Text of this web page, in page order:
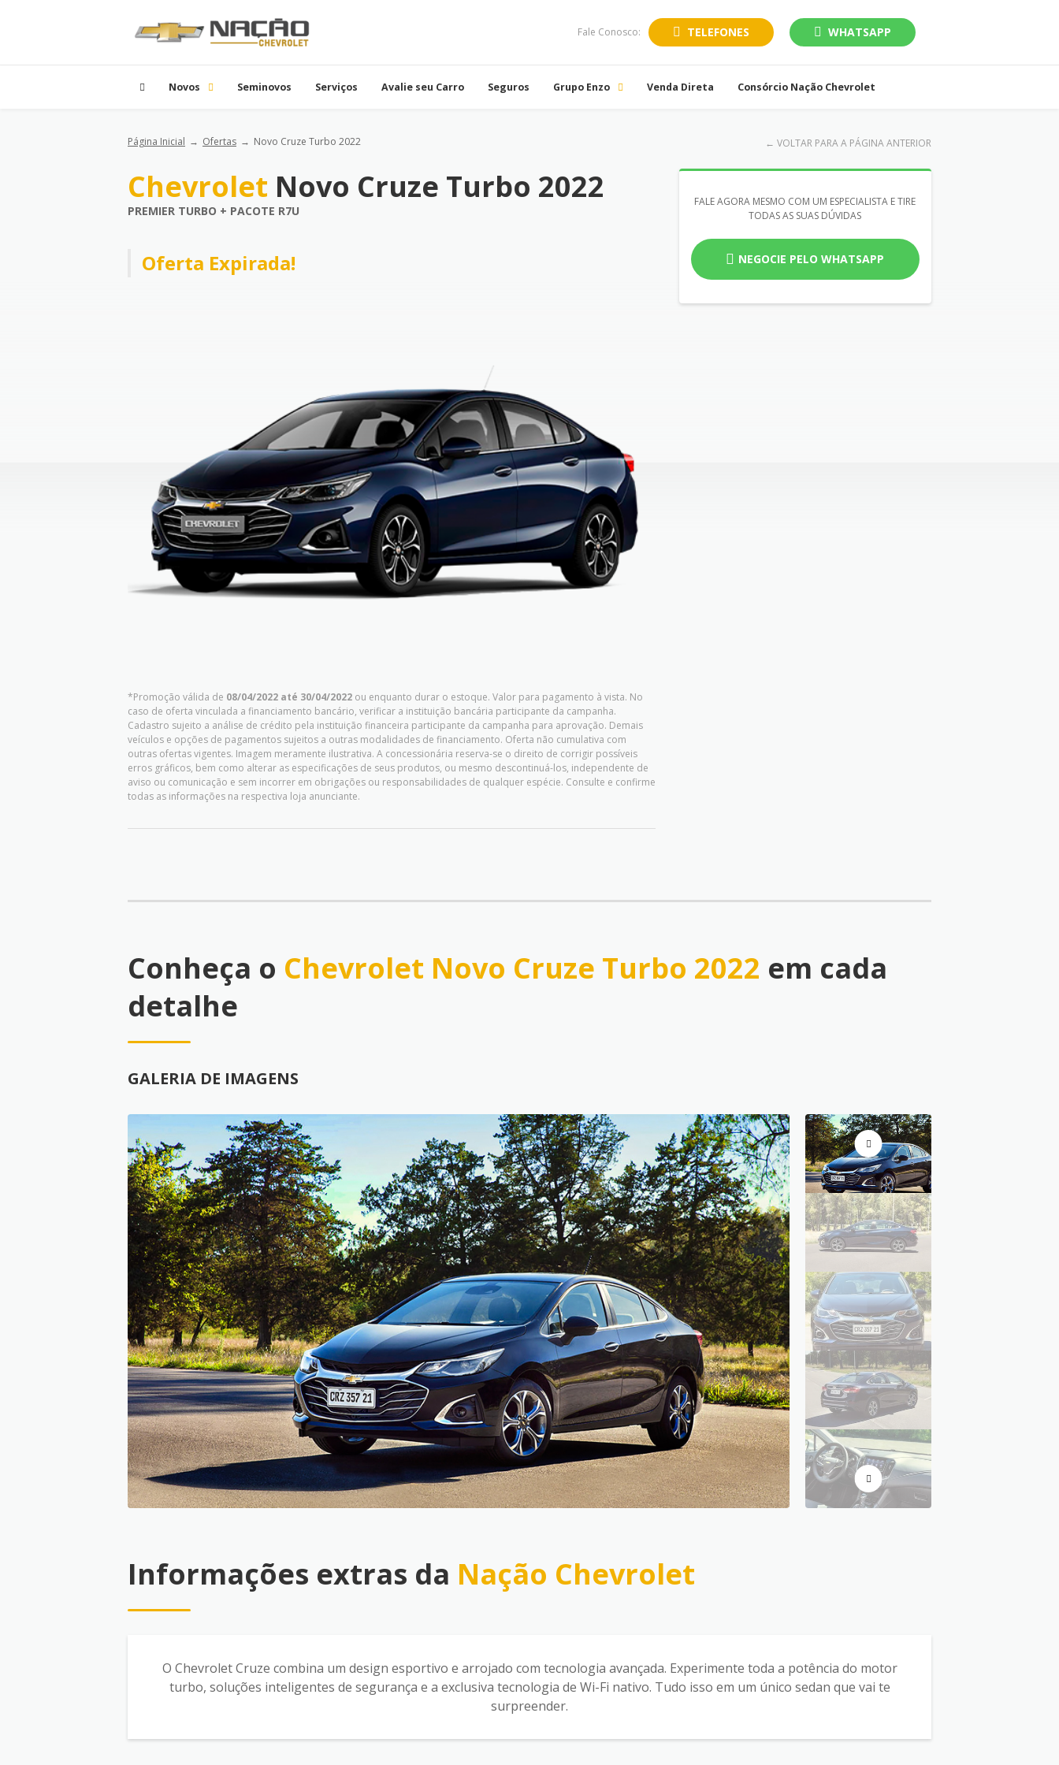
Fale Conosco: TELEFONES WHATSAPP
Novos Seminovos Serviços Avalie seu Carro Seguros Grupo Enzo Venda Direta Consórcio Nação Chevrolet
Página Inicial Ofertas Novo Cruze Turbo 2022 ← VOLTAR PARA A PÁGINA ANTERIOR
Chevrolet Novo Cruze Turbo 2022
PREMIER TURBO + PACOTE R7U
Oferta Expirada!
*Promoção válida de 08/04/2022 até 30/04/2022 ou enquanto durar o estoque. Valor para pagamento à vista. No
caso de oferta vinculada a financiamento bancário, verificar a instituição bancária participante da campanha.
Cadastro sujeito a análise de crédito pela instituição financeira participante da campanha para aprovação. Demais
veículos e opções de pagamentos sujeitos a outras modalidades de financiamento. Oferta não cumulativa com
outras ofertas vigentes. Imagem meramente ilustrativa. A concessionária reserva-se o direito de corrigir possíveis
erros gráficos, bem como alterar as especificações de seus produtos, ou mesmo descontinuá-los, independente de
aviso ou comunicação e sem incorrer em obrigações ou responsabilidades de qualquer espécie. Consulte e confirme
todas as informações na respectiva loja anunciante.
FALE AGORA MESMO COM UM ESPECIALISTA E TIRE
TODAS AS SUAS DÚVIDAS
NEGOCIE PELO WHATSAPP
Conheça o Chevrolet Novo Cruze Turbo 2022 em cada
detalhe
GALERIA DE IMAGENS
Informações extras da Nação Chevrolet
O Chevrolet Cruze combina um design esportivo e arrojado com tecnologia avançada. Experimente toda a potência do motor
turbo, soluções inteligentes de segurança e a exclusiva tecnologia de Wi-Fi nativo. Tudo isso em um único sedan que vai te
surpreender.